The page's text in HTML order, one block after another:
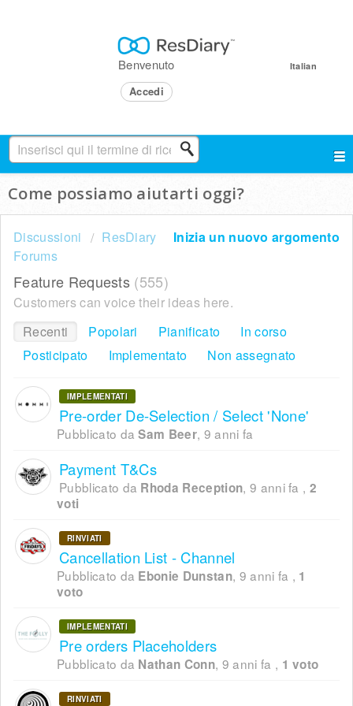
Italian
Benvenuto
Accedi
Come possiamo aiutarti oggi?
Inizia un nuovo argomento
Discussioni
ResDiary
Forums
Feature Requests 555
Customers can voice their ideas here.
Recenti
Popolari Pianificato
In corso
Posticipato
Implementato Non assegnato
IMPLEMENTATI
Pre-order De-Selection / Select 'None'
Pubblicato daSam Beer, 9 anni fa
Payment T&Cs
Pubblicato da Rhoda Reception, 9 anni fa , 2
voti
RINVIATI
Cancellation List - Channel
Pubblicato da Ebonie Dunstan, 9 anni fa , 1
voto
IMPLEMENTATI
Pre orders Placeholders
Pubblicato da Nathan Conn, 9 anni fa , 1 voto
RINVIATI